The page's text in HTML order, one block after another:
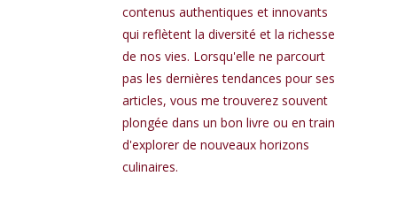
contenus authentiques et innovants
qui reflètent la diversité et la richesse
de nos vies. Lorsqu'elle ne parcourt
pas les dernières tendances pour ses
articles, vous me trouverez souvent
plongée dans un bon livre ou en train
d'explorer de nouveaux horizons
culinaires.